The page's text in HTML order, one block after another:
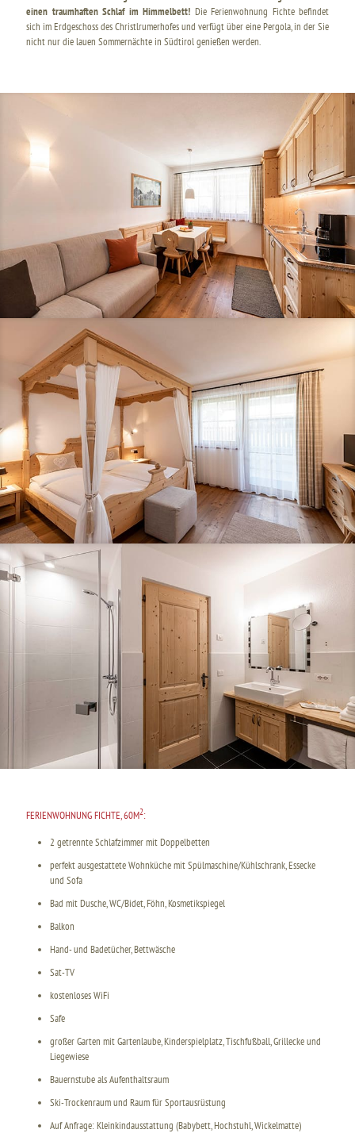
einen traumhaften Schlaf im Himmelbett! Die Ferienwohnung Fichte befindet
sich im Erdgeschoss des Christlrumerhofes und verfügt über eine Pergola, in der Sie
nicht nur die lauen Sommernächte in Südtirol genießen werden.
FERIENWOHNUNG FICHTE, 60M2:
2 getrennte Schlafzimmer mit Doppelbetten
perfekt ausgestattete Wohnküche mit Spülmaschine/Kühlschrank, Essecke
und Sofa
Bad mit Dusche, WC/Bidet, Föhn, Kosmetikspiegel
Balkon
Hand- und Badetücher, Bettwäsche
Sat-TV
kostenloses WiFi
Safe
großer Garten mit Gartenlaube, Kinderspielplatz, Tischfußball, Grillecke und
Liegewiese
Bauernstube als Aufenthaltsraum
Ski-Trockenraum und Raum für Sportausrüstung
Auf Anfrage: Kleinkindausstattung (Babybett, Hochstuhl, Wickelmatte)